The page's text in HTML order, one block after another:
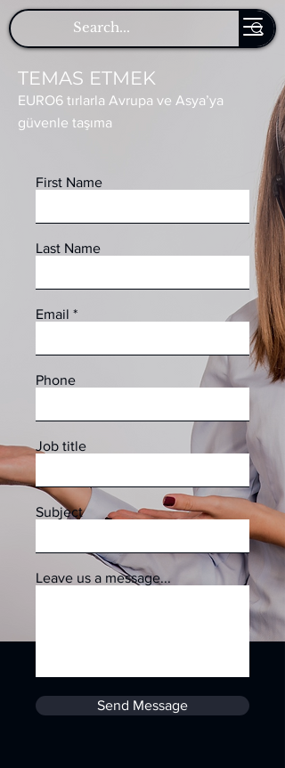
TEMAS ETMEK
EURO6 tırlarla Avrupa ve Asya’ya
güvenle taşıma
First Name
Last Name
Email
Phone
Job title
Subject
Leave us a message...
Send Message